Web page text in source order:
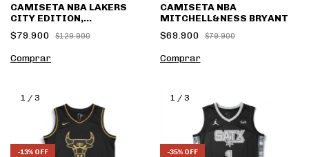
CAMISETA NBA LAKERS
CITY EDITION,
Mitchell&Ness
$79.900 $129.900
Comprar
CAMISETA NBA
MITCHELL&NESS BRYANT
$69.900
$79.900
Comprar
1 / 3
-13% OFF
1/ 3
-35% OFF